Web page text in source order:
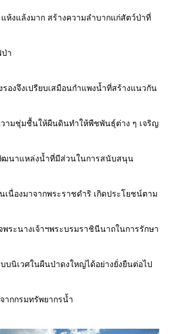
ห้งแล้งมาก สร้างความลำบากแก่สัตว์ป่าที่
า
องจึงเปรียบเสมือนกำแพงน้ำที่สร้างแนวกัน
ามชุ่มชื้นให้ผืนดินทำให้พืชพันธุ์ต่าง ๆ เจริญ
ฒนาแหล่งน้ำที่มีส่วนในการสนับสนุน
เนื่องมาจากพระราชดำริ เกิดประโยชน์ตาม
ระนางเจ้าฯพระบรมราชินีนาถในการรักษา
บนิเวศในผืนป่าดงใหญ่ได้อย่างยั่งยืนต่อไป
กกรมทรัพยากรน้ำ